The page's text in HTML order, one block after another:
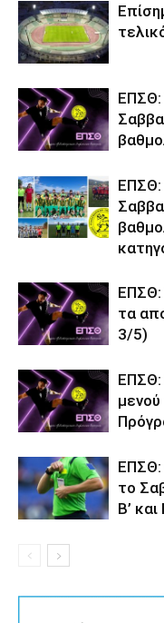
ΕΠΣΘ:
ΕΠΣΘ:
ΕΠΣΘ:
τα
3/5)
ΕΠΣΘ:
μενού
ΕΠΣΘ:
το
Β’